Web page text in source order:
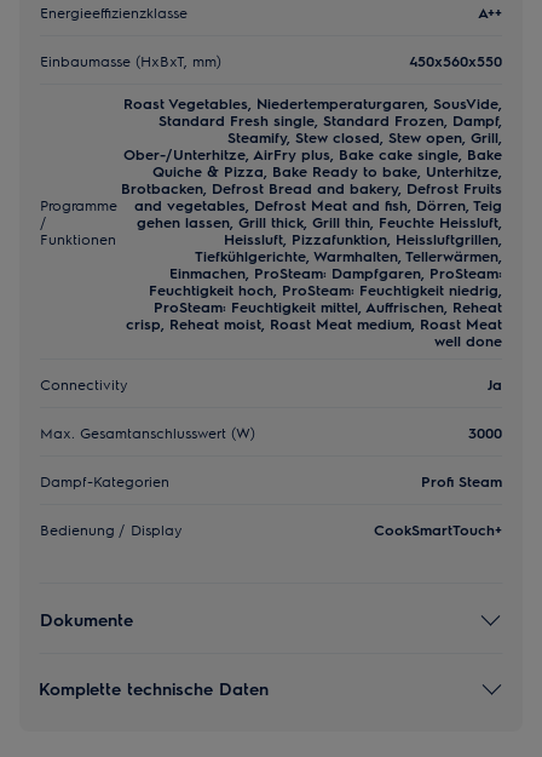
Energieeffizienzklasse A++
Einbaumasse (HxBxT, mm) 450x560x550
Programme
/
Funktionen
Roast Vegetables, Niedertemperaturgaren, SousVide,
Standard Fresh single, Standard Frozen, Dampf,
Steamify, Stew closed, Stew open, Grill,
Ober-/Unterhitze, AirFry plus, Bake cake single, Bake
Quiche & Pizza, Bake Ready to bake, Unterhitze,
Brotbacken, Defrost Bread and bakery, Defrost Fruits
and vegetables, Defrost Meat and fish, Dörren, Teig
gehen lassen, Grill thick, Grill thin, Feuchte Heissluft,
Heissluft, Pizzafunktion, Heissluftgrillen,
Tiefkühlgerichte, Warmhalten, Tellerwärmen,
Einmachen, ProSteam: Dampfgaren, ProSteam:
Feuchtigkeit hoch, ProSteam: Feuchtigkeit niedrig,
ProSteam: Feuchtigkeit mittel, Auffrischen, Reheat
crisp, Reheat moist, Roast Meat medium, Roast Meat
well done
Connectivity Ja
Max. Gesamtanschlusswert (W) 3000
Dampf-Kategorien Profi Steam
Bedienung / Display CookSmartTouch+
Dokumente
Komplette technische Daten